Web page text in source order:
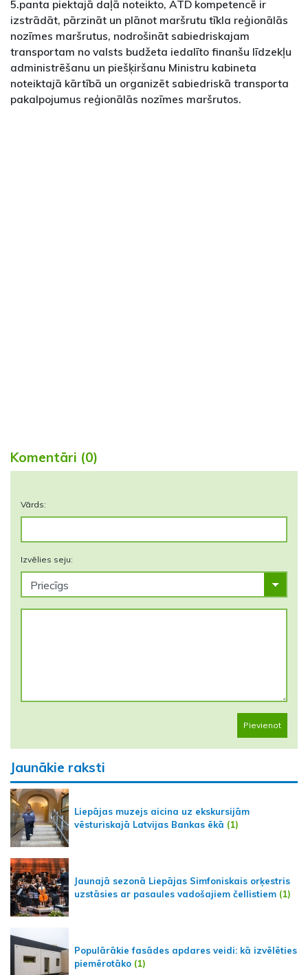
5.panta piektajā daļā noteikto, ATD kompetencē ir
izstrādāt, pārzināt un plānot maršrutu tīkla reģionālās
nozīmes maršrutus, nodrošināt sabiedriskajam
transportam no valsts budžeta iedalīto finanšu līdzekļu
administrēšanu un piešķiršanu Ministru kabineta
noteiktajā kārtībā un organizēt sabiedriskā transporta
pakalpojumus reģionālās nozīmes maršrutos.
Komentāri (0)
Vārds:
Izvēlies seju:
Pievienot
Jaunākie raksti
Liepājas muzejs aicina uz ekskursijām
vēsturiskajā Latvijas Bankas ēkā (1)
Jaunajā sezonā Liepājas Simfoniskais orķestris
uzstāsies ar pasaules vadošajiem čellistiem (1)
Populārākie fasādes apdares veidi: kā izvēlēties
piemērotāko (1)